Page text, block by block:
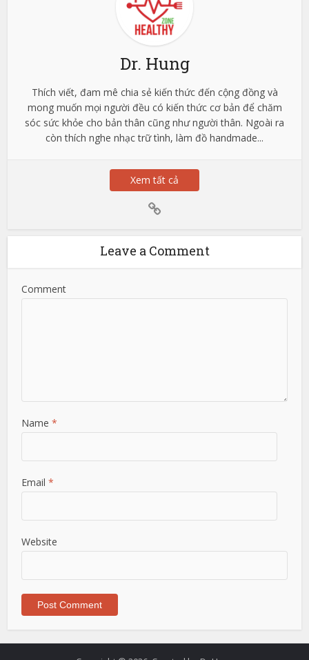
Dr. Hung
Thích viết, đam mê chia sẻ kiến thức đến cộng đồng và
mong muốn mọi người đều có kiến thức cơ bản để chăm
sóc sức khỏe cho bản thân cũng như người thân. Ngoài ra
còn thích nghe nhạc trữ tình, làm đồ handmade...
Xem tất cả
Leave a Comment
Comment
Name*
Email*
Website